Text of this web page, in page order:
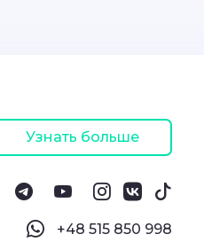
Узнать больше
‪+48 515 850 998‬